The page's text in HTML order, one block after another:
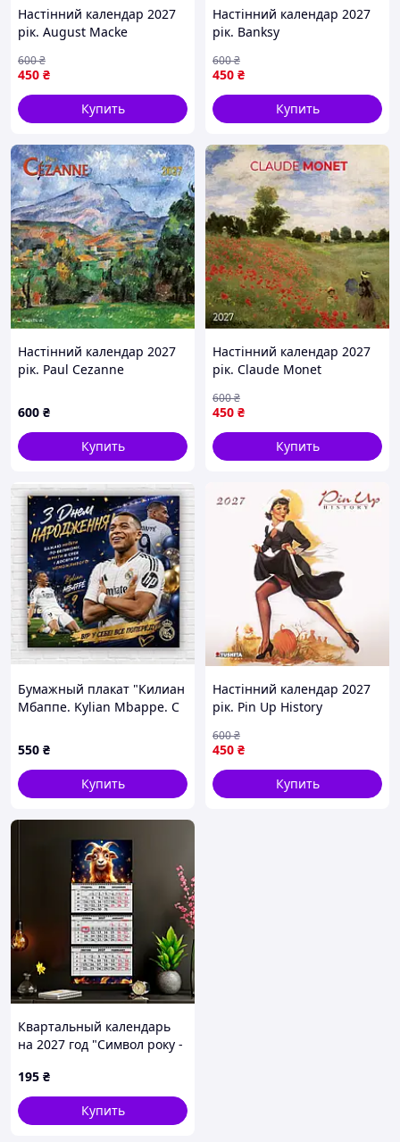
Настінний календар 2027
рік. August Macke
450 ₴
600₴
Купить
Настінний календар 2027
рік. Banksy
450 ₴
600₴
Купить
Настінний календар 2027
рік. Paul Cezanne
600 ₴
Купить
Настінний календар 2027
рік. Claude Monet
450 ₴
600₴
Купить
Бумажный плакат "Килиан
Мбаппе. Kylian Mbappe. С
см
550 ₴
Купить
Настінний календар 2027
рік. Pin Up History
450 ₴
600₴
Купить
Квартальный календарь
на 2027 год "Символ року -
195 ₴
Купить